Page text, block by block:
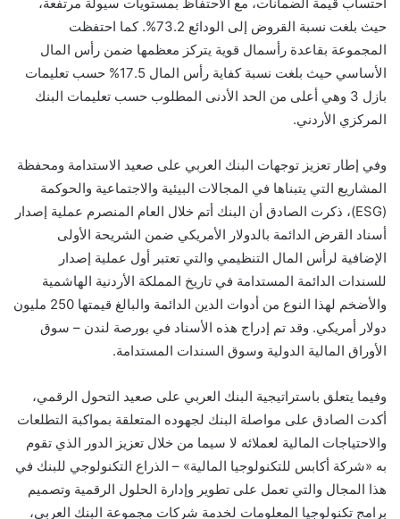
حيث بلغت نسبة القروض إلى الودائع 73.2%. كما احتفظت
المجموعة بقاعدة رأسمال قوية يتركز معظمها ضمن رأس المال
الأساسي حيث بلغت نسبة كفاية رأس المال 17.5% حسب تعليمات
بازل 3 وهي أعلى من الحد الأدنى المطلوب حسب تعليمات البنك
المركزي الأردني.
وفي إطار تعزيز توجهات البنك العربي على صعيد الاستدامة ومحفظة
المشاريع التي يتبناها في المجالات البيئية والاجتماعية والحوكمة
(
ESG)، ذكرت الصادق أن البنك أتم خلال العام المنصرم عملية إصدار
أسناد القرض الدائمة بالدولار الأمريكي ضمن الشريحة الأولى
الإضافية لرأس المال التنظيمي والتي تعتبر أول عملية إصدار
للسندات الدائمة المستدامة في تاريخ المملكة الأردنية الهاشمية
والأضخم لهذا النوع من أدوات الدين الدائمة والبالغ قيمتها 250 مليون
دولار أمريكي. وقد تم إدراج هذه الأسناد في بورصة لندن – سوق
الأوراق المالية الدولية وسوق السندات المستدامة.
وفيما يتعلق باستراتيجية البنك العربي على صعيد التحول الرقمي،
أكدت الصادق على مواصلة البنك لجهوده المتعلقة بمواكبة التطلعات
والاحتياجات المالية لعملائه لا سيما من خلال تعزيز الدور الذي تقوم
به «شركة أكابس للتكنولوجيا المالية» – الذراع التكنولوجي للبنك في
هذا المجال والتي تعمل على تطوير وإدارة الحلول الرقمية وتصميم
برامج تكنولوجيا المعلومات لخدمة شركات مجموعة البنك العربي،